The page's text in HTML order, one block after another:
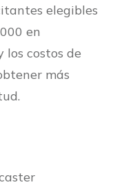
elegibles
en
costos de
más